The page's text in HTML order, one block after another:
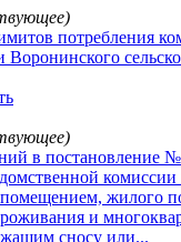
потребления
в постановление
жилого
и
сносу или...